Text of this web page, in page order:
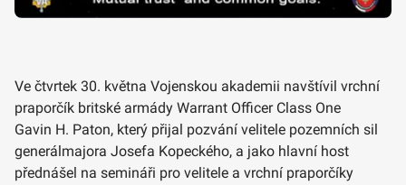
Ve čtvrtek 30. května Vojenskou akademii navštívil vrchní
praporčík britské armády Warrant Officer Class One
Gavin H. Paton, který přijal pozvání velitele pozemních sil
generálmajora Josefa Kopeckého, a jako hlavní host
přednášel na semináři pro velitele a vrchní praporčíky